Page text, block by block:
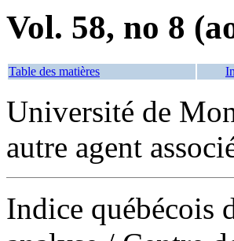
Vol. 58, no 8
Table des matières
Université de
autre agent
Indice québécois